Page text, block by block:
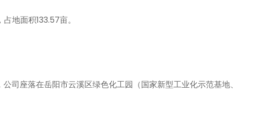
地面积133.57亩。
司座落在岳阳市云溪区绿色化工园（国家新型工业化示范基地、